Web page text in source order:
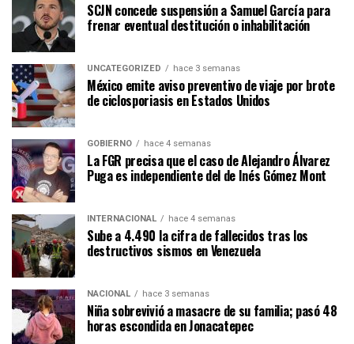
SCJN concede suspensión a Samuel García para
frenar eventual destitución o inhabilitación
UNCATEGORIZED hace 3 semanas
México emite aviso preventivo de viaje por brote
de ciclosporiasis en Estados Unidos
GOBIERNO hace 4 semanas
La FGR precisa que el caso de Alejandro Álvarez
Puga es independiente del de Inés Gómez Mont
INTERNACIONAL hace 4 semanas
Sube a 4.490 la cifra de fallecidos tras los
destructivos sismos en Venezuela
NACIONAL hace 3 semanas
Niña sobrevivió a masacre de su familia; pasó 48
horas escondida en Jonacatepec